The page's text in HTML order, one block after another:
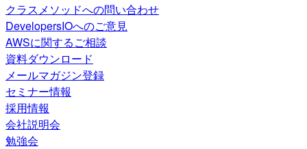
クラスメソッドへの問い合わせ
DevelopersIOへのご意見
AWSに関するご相談
資料ダウンロード
メールマガジン登録
セミナー情報
採用情報
会社説明会
勉強会